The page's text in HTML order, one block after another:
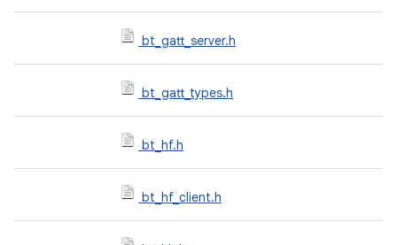
bt_gatt_server.h
bt_gatt_types.h
bt_hf.h
bt_hf_client.h